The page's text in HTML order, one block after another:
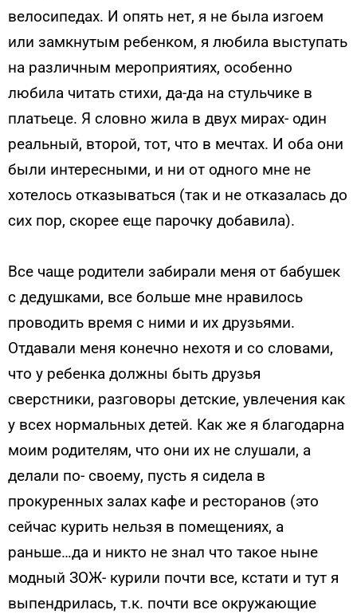
велосипедах. И опять нет, я не была изгоем
или замкнутым ребенком, я любила выступать
на различным мероприятиях, особенно
любила читать стихи, да-да на стульчике в
платьеце. Я словно жила в двух мирах- один
реальный, второй, тот, что в мечтах. И оба они
были интересными, и ни от одного мне не
хотелось отказываться (так и не отказалась до
сих пор, скорее еще парочку добавила).
Все чаще родители забирали меня от бабушек
с дедушками, все больше мне нравилось
проводить время с ними и их друзьями.
Отдавали меня конечно нехотя и со словами,
что у ребенка должны быть друзья
сверстники, разговоры детские, увлечения как
у всех нормальных детей. Как же я благодарна
моим родителям, что они их не слушали, а
делали по- своему, пусть я сидела в
прокуренных залах кафе и ресторанов (это
сейчас курить нельзя в помещениях, а
раньше…да и никто не знал что такое ныне
модный ЗОЖ- курили почти все, кстати и тут я
выпендрилась, т.к. почти все окружающие